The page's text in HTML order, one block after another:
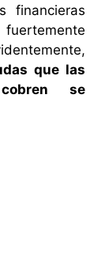
financieras
que las
se